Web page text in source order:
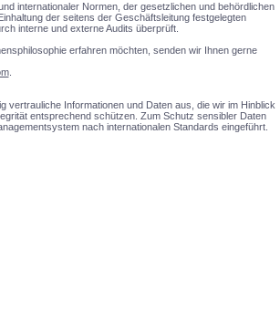
internationaler Normen, der gesetzlichen und behördlichen
der seitens der Geschäftsleitung festgelegten
interne und externe Audits überprüft.
erfahren möchten, senden wir Ihnen gerne
.
vertrauliche Informationen und Daten aus, die wir im Hinblick
entsprechend schützen. Zum Schutz sensibler Daten
nach internationalen Standards eingeführt.